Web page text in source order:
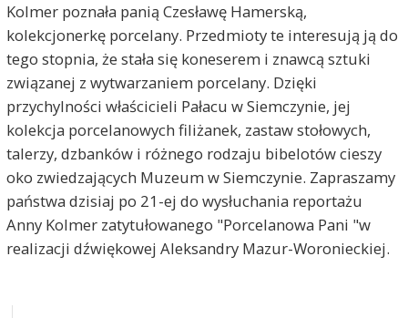
Kolmer poznała panią Czesławę Hamerską,
kolekcjonerkę porcelany. Przedmioty te interesują ją do
tego stopnia, że stała się koneserem i znawcą sztuki
związanej z wytwarzaniem porcelany. Dzięki
przychylności właścicieli Pałacu w Siemczynie, jej
kolekcja porcelanowych filiżanek, zastaw stołowych,
talerzy, dzbanków i różnego rodzaju bibelotów cieszy
oko zwiedzających Muzeum w Siemczynie. Zapraszamy
państwa dzisiaj po 21-ej do wysłuchania reportażu
Anny Kolmer zatytułowanego "Porcelanowa Pani "w
realizacji dźwiękowej Aleksandry Mazur-Woronieckiej.